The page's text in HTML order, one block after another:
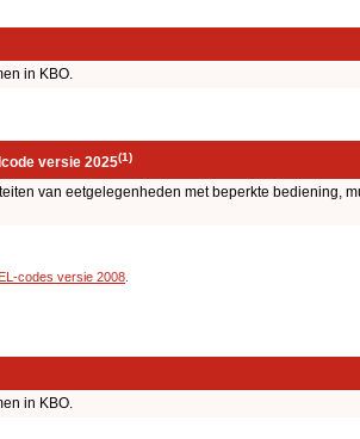
in KBO.
versie 2025(1)
van eetgelegenheden met beperkte bediening,
codes versie 2008
in KBO.